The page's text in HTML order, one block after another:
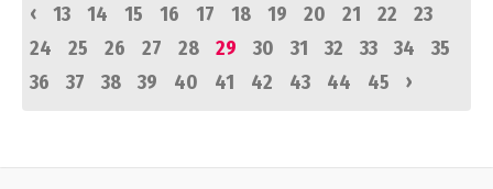
‹
13 14 15 16 17 18 19 20 21 22
23
24
25 26 27 28 29 30 31 32 33 34
35
36
37 38 39 40 41 42 43 44 45 ›